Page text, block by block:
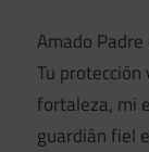
Amado
Tu
fortaleza, mi
guardián fiel